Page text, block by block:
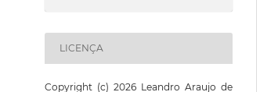
LICENÇA
Copyright (c) 2026 Leandro Araujo de